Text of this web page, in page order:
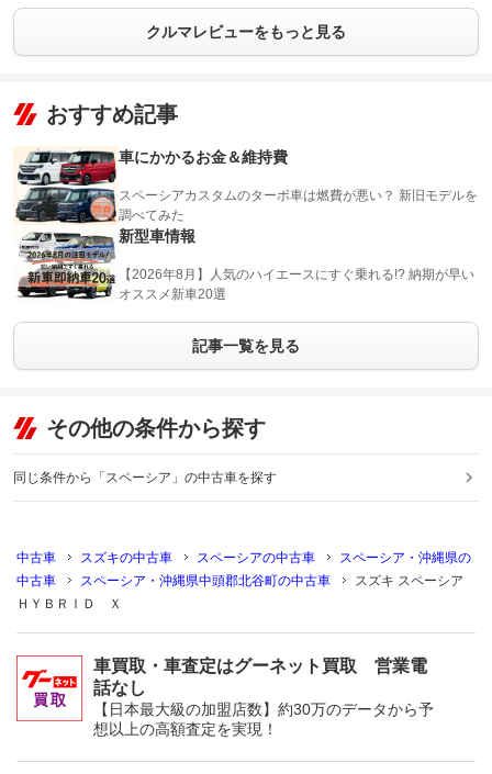
クルマレビューをもっと見る
おすすめ記事
車にかかるお金＆維持費
スペーシアカスタムのターボ車は燃費が悪い？ 新旧モデルを
調べてみた
新型車情報
【2026年8月】人気のハイエースにすぐ乗れる!? 納期が早い
オススメ新車20選
記事一覧を見る
その他の条件から探す
同じ条件から「スペーシア」の中古車を探す
中古車 スズキの中古車 スペーシアの中古車
スペーシア・沖縄県の
中古車
スペーシア・沖縄県中頭郡北谷町の中古車
スズキ スペーシア
ＨＹＢＲＩＤ Ｘ
車買取・車査定はグーネット買取 営業電
話なし
【日本最大級の加盟店数】約30万のデータから予
想以上の高額査定を実現！